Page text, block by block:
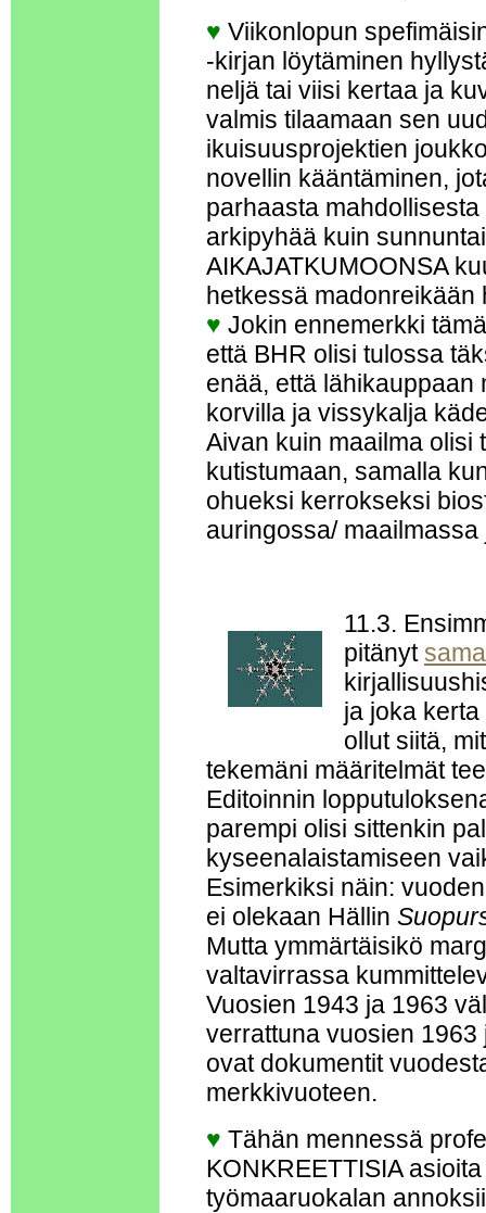
♥ Viikonlopun
-kirjan löytäminen
neljä tai viisi kertaa ja
valmis tilaamaan sen
ikuisuusprojektien
novellin kääntäminen,
parhaasta
arkipyhää kuin
AIKAJATKUMOONSA
hetkessä madonreikään
♥ Jokin ennemerkki
että BHR olisi tulossa
enää, että
korvilla ja vissykalja
Aivan kuin maailma olisi
kutistumaan, samalla
ohueksi kerrokseksi
auringossa/
11.3.
pitänyt
ja joka
ollut siitä,
tekemäni määritelmät
Editoinnin
parempi olisi sittenkin
kyseenalaistamiseen
Esimerkiksi näin:
ei olekaan Hällin
Mutta ymmärtäisikö
valtavirrassa
Vuosien 1943 ja 1963
verrattuna vuosien
ovat dokumentit
merkkivuoteen.
♥ Tähän mennessä
KONKREETTISIA
työmaaruokalan